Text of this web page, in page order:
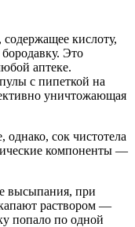
содержащее кислоту,
Это
аптеке.
с пипеткой на
уничтожающая
однако, сок чистотела
компоненты —
высыпания, при
раствором —
попало по одной